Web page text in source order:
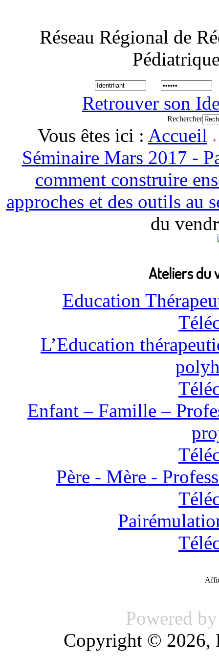
Réseau Régional de
Retrouver son
Rechercher
Vous êtes ici : Accueil
Séminaire Mars 2017 -
comment construire
approches et des outils au
du
Ateliers du
Education
L’Education
Enfant – Famille –
Père - Mère -
Powered
Copyright © 2026,